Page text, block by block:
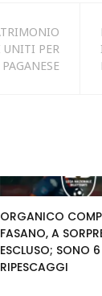
UNITI PER
ORGANICO
FASANO, A
ESCLUSO; SONO
RIPESCAGGI